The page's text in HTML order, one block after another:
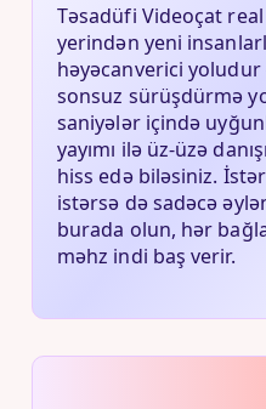
Təsadüfi Videoçat
yerindən yeni
həyəcanverici yoludur
sonsuz sürüşdürmə
saniyələr içində
yayımı ilə üz-üzə
hiss edə biləsiniz.
istərsə də sadəcə
burada olun, hər
məhz indi baş verir.